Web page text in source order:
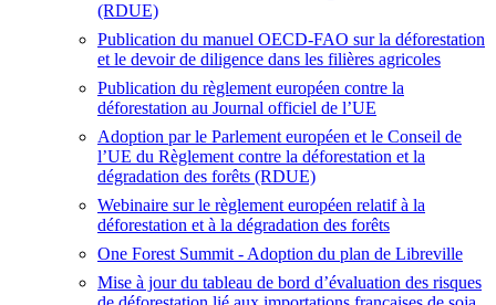
(RDUE)
Publication du manuel OECD-FAO sur la déforestation
et le devoir de diligence dans les filières agricoles
Publication du règlement européen contre la
déforestation au Journal officiel de l’UE
Adoption par le Parlement européen et le Conseil de
l’UE du Règlement contre la déforestation et la
dégradation des forêts (RDUE)
Webinaire sur le règlement européen relatif à la
déforestation et à la dégradation des forêts
One Forest Summit - Adoption du plan de Libreville
Mise à jour du tableau de bord d’évaluation des risques